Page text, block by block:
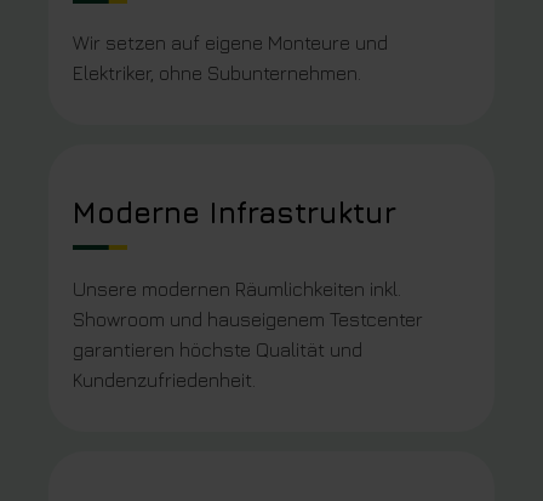
Wir setzen auf eigene Monteure und
Elektriker, ohne Subunternehmen.
Moderne Infrastruktur
Unsere modernen Räumlichkeiten inkl.
Showroom und hauseigenem Testcenter
garantieren höchste Qualität und
Kundenzufriedenheit.